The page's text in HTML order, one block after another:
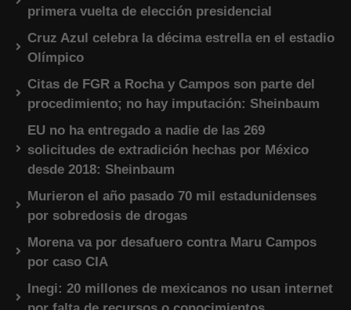
primera vuelta de elección presidencial
Cruz Azul celebra la décima estrella en el estadio
Olímpico
Citas de FGR a Rocha y Campos son parte del
procedimiento; no hay imputación: Sheinbaum
EU no ha entregado a nadie de las 269
solicitudes de extradición hechas por México
desde 2018: Sheinbaum
Murieron el año pasado 70 mil estadunidenses
por sobredosis de drogas
Morena va por desafuero contra Maru Campos
por caso CIA
Inegi: 20 millones de mexicanos no usan internet